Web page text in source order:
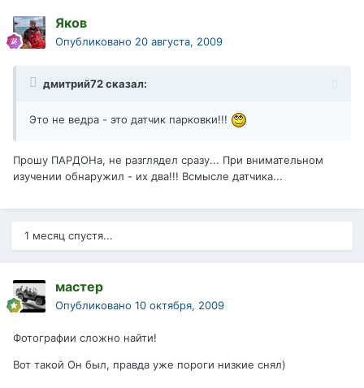
Яков
Опубликовано 20 августа, 2009
дмитрий72 сказал:
Это не ведра - это датчик парковки!!!
Прошу ПАРДОНа, не разглядел сразу... При внимательном
изучении обнаружил - их два!!! Всмысле датчика...
1 месяц спустя...
мастер
Опубликовано 10 октября, 2009
Фотографии сложно найти!
Вот такой Он был, правда уже пороги низкие снял)